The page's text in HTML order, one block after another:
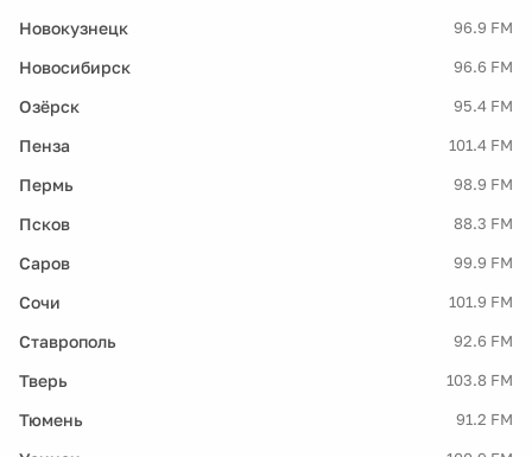
Новокузнецк 96.9 FM
Новосибирск 96.6 FM
Озёрск 95.4 FM
Пенза 101.4 FM
Пермь 98.9 FM
Псков 88.3 FM
Саров 99.9 FM
Сочи 101.9 FM
Ставрополь 92.6 FM
Тверь 103.8 FM
Тюмень 91.2 FM